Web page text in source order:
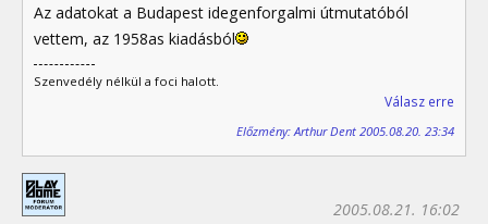
Az adatokat a Budapest idegenforgalmi útmutatóból
vettem, az 1958as kiadásból
Szenvedély nélkül a foci halott.
Válasz erre
Előzmény: Arthur Dent 2005.08.20. 23:34
2005.08.21. 16:02